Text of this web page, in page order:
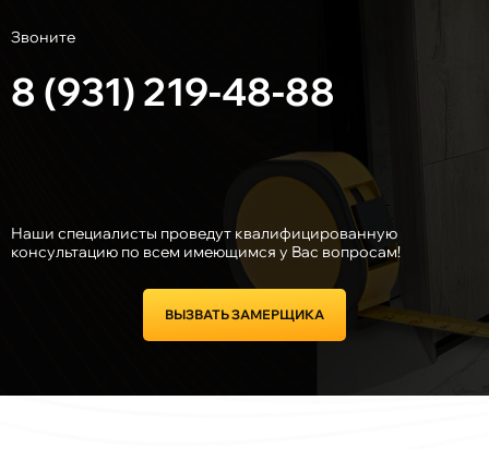
Звоните
8 (931) 219-48-88
Наши специалисты проведут квалифицированную
консультацию по всем имеющимся у Вас вопросам!
ВЫЗВАТЬ ЗАМЕРЩИКА